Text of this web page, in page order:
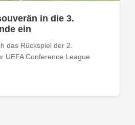
in die 3.
ein
das Rückspiel der 2.
UEFA Conference League